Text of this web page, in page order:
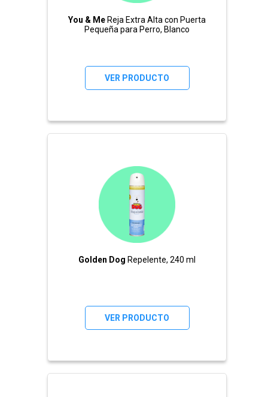
You & Me Reja Extra Alta con Puerta
Pequeña para Perro, Blanco
VER PRODUCTO
Golden Dog Repelente, 240 ml
VER PRODUCTO